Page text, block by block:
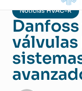
Noticias HVAC-R
válvulas